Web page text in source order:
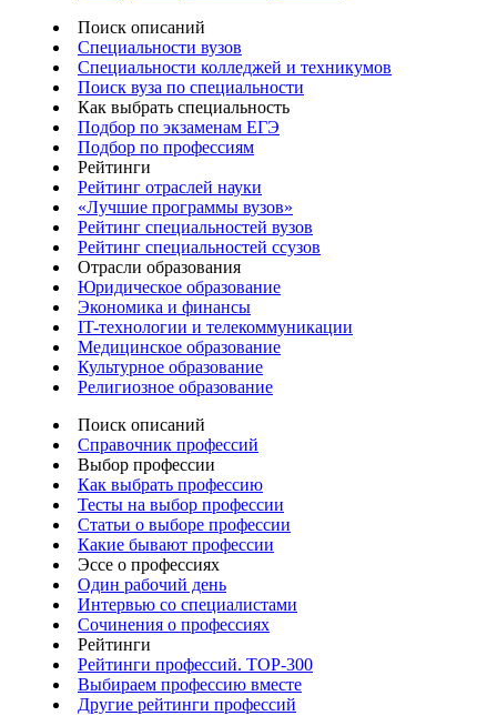
Поиск описаний
Специальности вузов
Специальности колледжей и техникумов
Поиск вуза по специальности
Как выбрать специальность
Подбор по экзаменам ЕГЭ
Подбор по профессиям
Рейтинги
Рейтинг отраслей науки
«Лучшие программы вузов»
Рейтинг специальностей вузов
Рейтинг специальностей ссузов
Отрасли образования
Юридическое образование
Экономика и финансы
IT-технологии и телекоммуникации
Медицинское образование
Культурное образование
Религиозное образование
Поиск описаний
Справочник профессий
Выбор профессии
Как выбрать профессию
Тесты на выбор профессии
Статьи о выборе профессии
Какие бывают профессии
Эссе о профессиях
Один рабочий день
Интервью со специалистами
Сочинения о профессиях
Рейтинги
Рейтинги профессий. TOP-300
Выбираем профессию вместе
Другие рейтинги профессий